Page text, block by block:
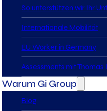
So unterstützen wir Ihr
Internationale Mobilität
EU Worker in Germany
Assessments mit
Warum Gi Group
Blog